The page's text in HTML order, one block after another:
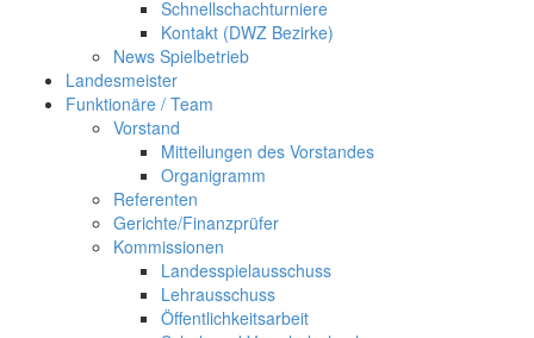
Schnellschachturniere
Kontakt (DWZ Bezirke)
News Spielbetrieb
Landesmeister
Funktionäre / Team
Vorstand
Mitteilungen des Vorstandes
Organigramm
Referenten
Gerichte/Finanzprüfer
Kommissionen
Landesspielausschuss
Lehrausschuss
Öffentlichkeitsarbeit